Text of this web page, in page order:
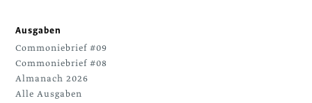
Ausgaben
Commoniebrief #09
Commoniebrief #08
Almanach 2026
Alle Ausgaben